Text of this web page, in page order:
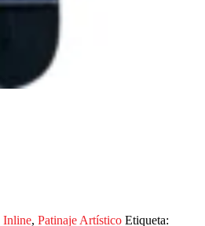
Inline, Patinaje Artístico Etiqueta: